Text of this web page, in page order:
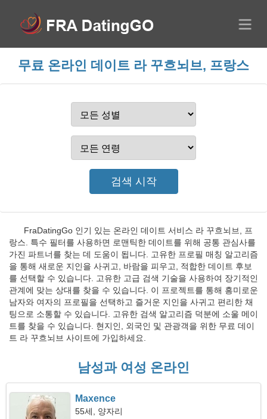
무료 온라인 데이트 라 꾸흐뇌브, 프랑스
FraDatingGo 인기 있는 온라인 데이트 서비스 라 꾸흐뇌브, 프
랑스. 특수 필터를 사용하면 로맨틱한 데이트를 위해 공통 관심사를
가진 파트너를 찾는 데 도움이 됩니다. 고유한 프로필 매칭 알고리즘
을 통해 새로운 지인을 사귀고, 바람을 피우고, 적합한 데이트 후보
를 선택할 수 있습니다. 고유한 고급 검색 기술을 사용하여 장기적인
관계에 맞는 상대를 찾을 수 있습니다. 이 프로젝트를 통해 흥미로운
남자와 여자의 프로필을 선택하고 즐거운 지인을 사귀고 편리한 채
팅으로 소통할 수 있습니다. 고유한 검색 알고리즘 덕분에 소울 메이
트를 찾을 수 있습니다. 현지인, 외국인 및 관광객을 위한 무료 데이
트 라 꾸흐뇌브 사이트에 가입하세요.
남성과 여성 온라인
Maxence
55세, 양자리